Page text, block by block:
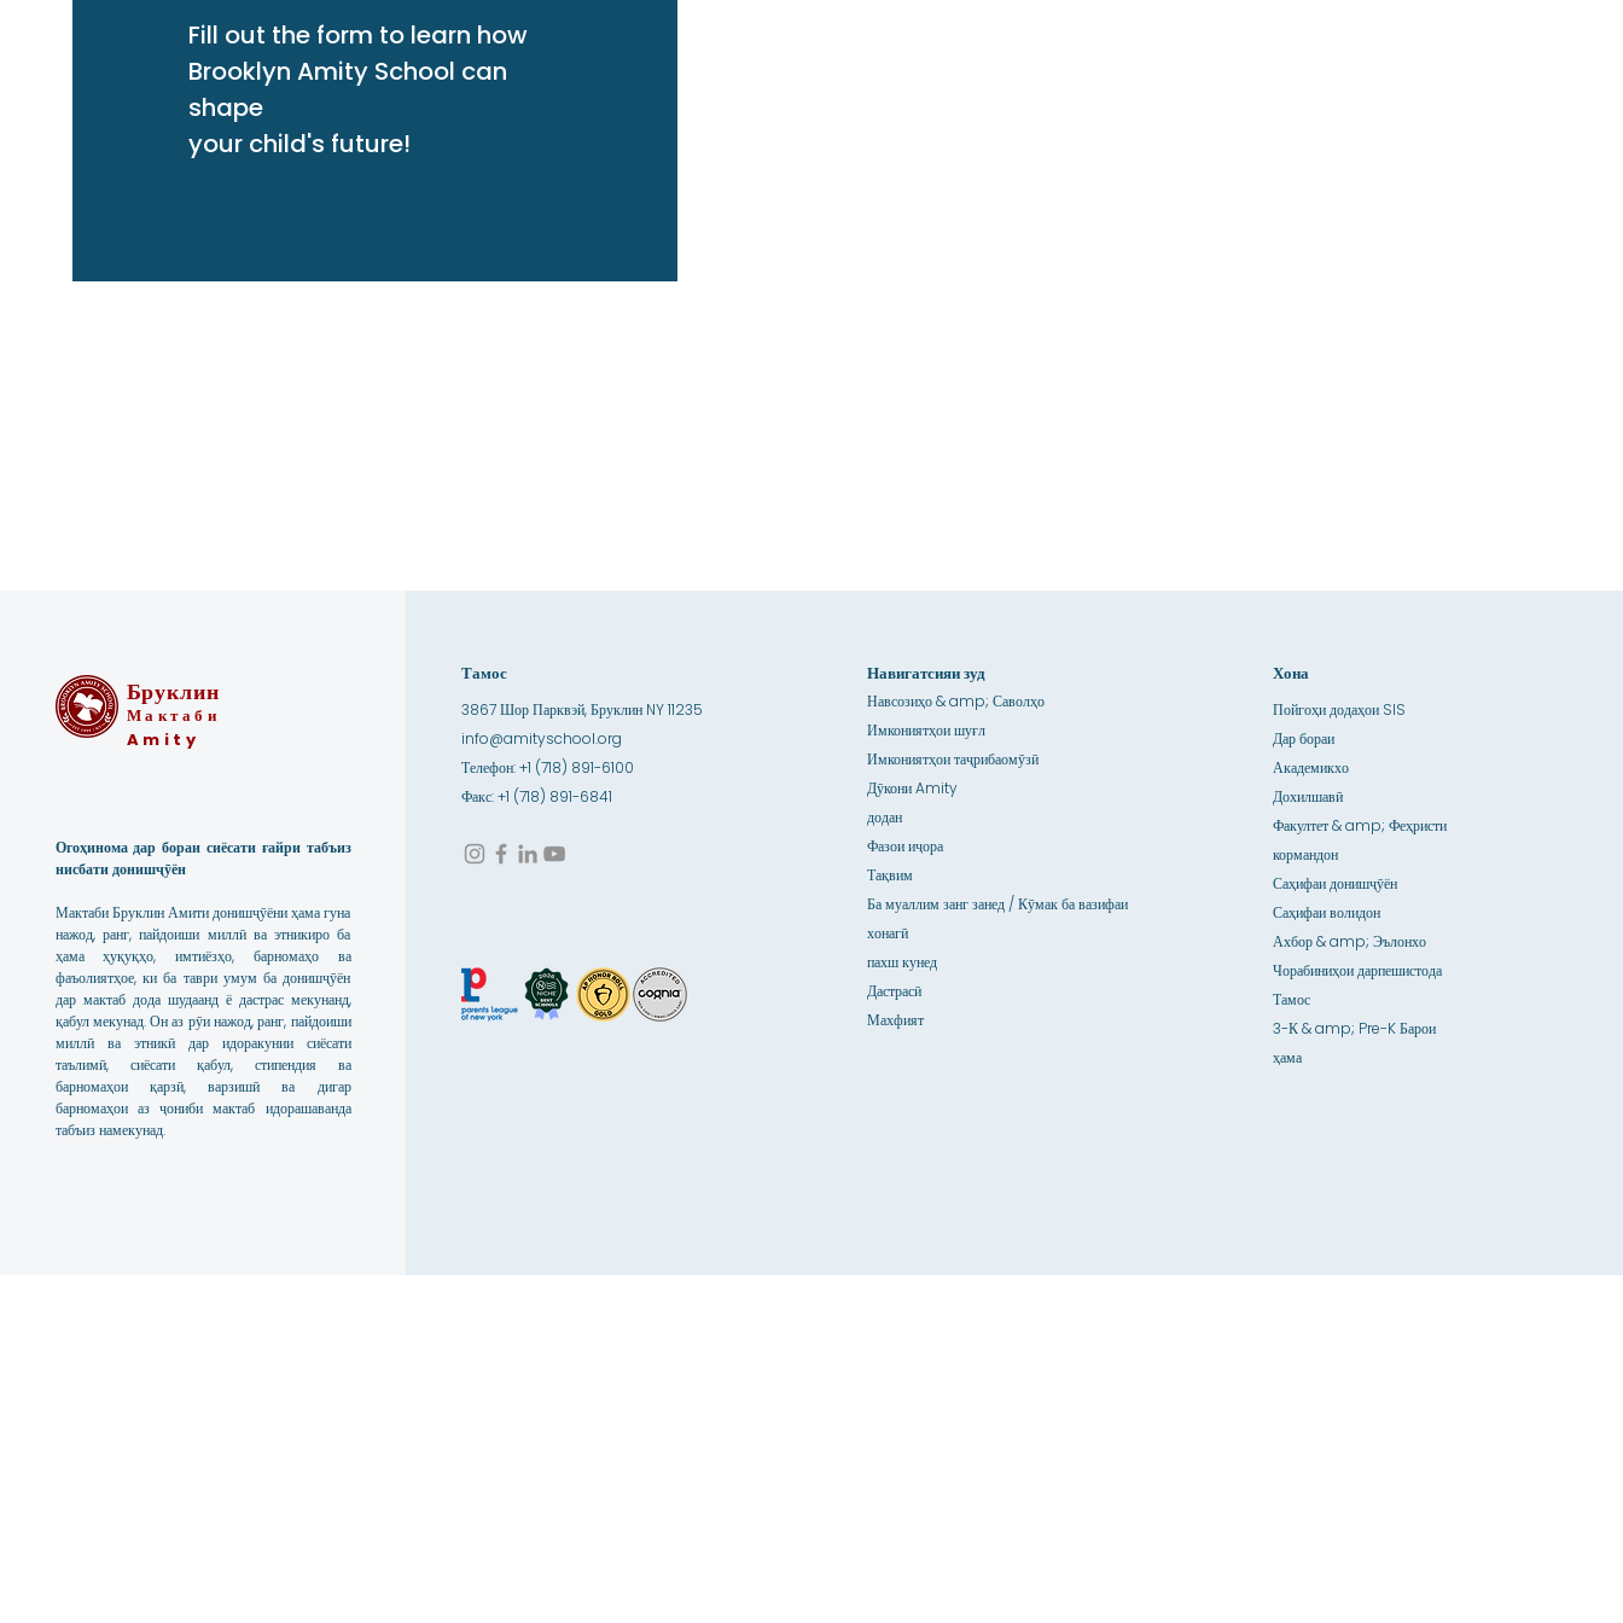
Fill out the form to learn how
Brooklyn Amity School can
shape
your child's future!
Бруклин
Мактаби
Amity
Огоҳинома дар бораи сиёсати ғайри табъиз
нисбати донишҷӯён
Мактаби Бруклин Амити донишҷӯёни ҳама гуна
нажод, ранг, пайдоиши миллӣ ва этникиро ба
ҳама ҳуқуқҳо, имтиёзҳо, барномаҳо ва
фаъолиятҳое, ки ба таври умум ба донишҷӯён
дар мактаб дода шудаанд ё дастрас мекунанд,
қабул мекунад. Он аз рӯи нажод, ранг, пайдоиши
миллӣ ва этникӣ дар идоракунии сиёсати
таълимӣ, сиёсати қабул, стипендия ва
барномаҳои қарзӣ, варзишӣ ва дигар
барномаҳои аз ҷониби мактаб идорашаванда
табъиз намекунад.
Тамос
3867 Шор Парквэй, Бруклин NY 11235
info@amityschool.org
Телефон: +1 (718) 891-6100
Факс: +1 (718) 891-6841
Навигатсияи зуд
Навсозиҳо & amp; Саволҳо
Имкониятҳои шуғл
Имкониятҳои таҷрибаомӯзӣ
Дӯкони Amity
додан
Фазои иҷора
Тақвим
Ба муаллим занг занед / Кӯмак ба вазифаи
хонагӣ
пахш кунед
Дастрасӣ
Махфият
Хона
Пойгоҳи додаҳои SIS
Дар бораи
Академикхо
Дохилшавӣ
Факултет & amp; Феҳристи
кормандон
Саҳифаи донишҷӯён
Саҳифаи волидон
Ахбор & amp; Эълонхо
Чорабиниҳои дарпешистода
Тамос
3-К & amp; Pre-K Барои
ҳама